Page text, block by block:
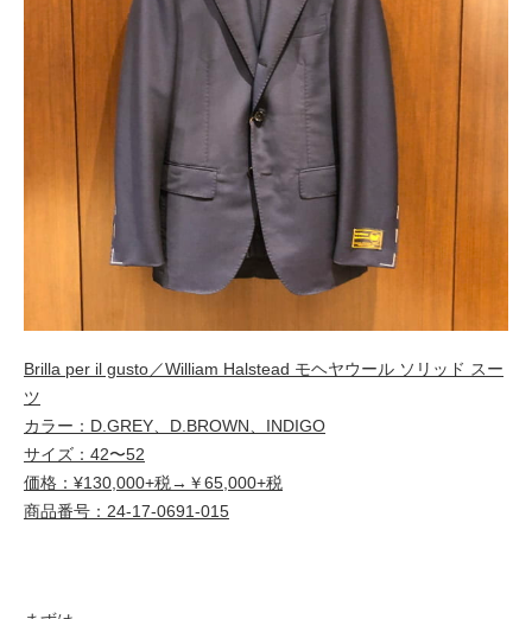
Brilla per il gusto／William Halstead モヘヤウール ソリッド スー
ツ
カラー：D.GREY、D.BROWN、INDIGO
サイズ：42〜52
価格：¥130,000+税→￥65,000+税
商品番号：24-17-0691-015